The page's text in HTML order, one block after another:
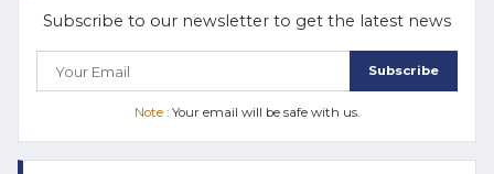
Subscribe to our newsletter to get the latest news
Subscribe
Note : Your email will be safe with us.